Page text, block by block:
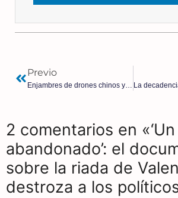
Previo
Enjambres de drones chinos y láseres estadounidenses: las revoluciones futuras en la guerra
2 comentarios en
abandonado’: el
sobre la riada de
destroza a los